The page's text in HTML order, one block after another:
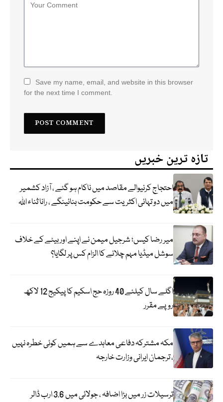
Save my name, email, and website in this browser
for the next time I comment.
تازہ ترین خبریں
احتجاج کرنیوالے مقاصد میں ناکام ہو گئے ، آزاد کشمیر
میں دو تہائی اکثریت سے حکومت بنائینگے ، رانا ثناء اللہ
میر رضا کیس؛ شرجیل میمن نے اپنے اور بیٹے کے خلاف
سوشل میڈیا مہم چلانے کا الزام کس پر لگایا؟
اگلے سال کیلئے 40 روزہ حج اسکیم کا پیکیج 12 لاکھ
روپے مقرر
مکہ مشترکہ دفاعی معاہدے سے ہمیں کوئی خطرہ نہیں
، ترجمان ایرانی وزارت خارجہ
ترسیلات زر میں بڑا اضافہ ، جولائی میں 3.6 ارب ڈالر